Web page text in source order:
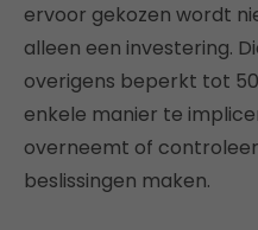
ervoor gekozen wordt
alleen een investering.
overigens beperkt tot
enkele manier te
overneemt of
beslissingen maken.